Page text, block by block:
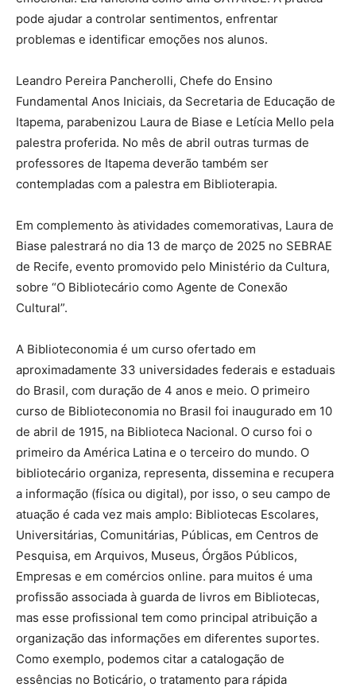
pode ajudar a controlar sentimentos, enfrentar
problemas e identificar emoções nos alunos.
Leandro Pereira Pancherolli, Chefe do Ensino
Fundamental Anos Iniciais, da Secretaria de Educação de
Itapema, parabenizou Laura de Biase e Letícia Mello pela
palestra proferida. No mês de abril outras turmas de
professores de Itapema deverão também ser
contempladas com a palestra em Biblioterapia.
Em complemento às atividades comemorativas, Laura de
Biase palestrará no dia 13 de março de 2025 no SEBRAE
de Recife, evento promovido pelo Ministério da Cultura,
sobre “O Bibliotecário como Agente de Conexão
Cultural”.
A Biblioteconomia é um curso ofertado em
aproximadamente 33 universidades federais e estaduais
do Brasil, com duração de 4 anos e meio. O primeiro
curso de Biblioteconomia no Brasil foi inaugurado em 10
de abril de 1915, na Biblioteca Nacional. O curso foi o
primeiro da América Latina e o terceiro do mundo. O
bibliotecário organiza, representa, dissemina e recupera
a informação (física ou digital), por isso, o seu campo de
atuação é cada vez mais amplo: Bibliotecas Escolares,
Universitárias, Comunitárias, Públicas, em Centros de
Pesquisa, em Arquivos, Museus, Órgãos Públicos,
Empresas e em comércios online. para muitos é uma
profissão associada à guarda de livros em Bibliotecas,
mas esse profissional tem como principal atribuição a
organização das informações em diferentes suportes.
Como exemplo, podemos citar a catalogação de
essências no Boticário, o tratamento para rápida